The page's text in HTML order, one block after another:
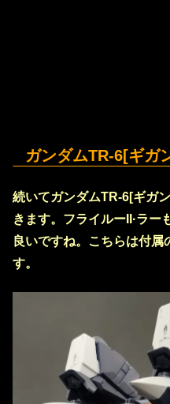
ガンダムTR-6[ギガ
続いてガンダムTR-6[ギガ
きます。フライルーII·ラー
良いですね。こちらは付属
す。